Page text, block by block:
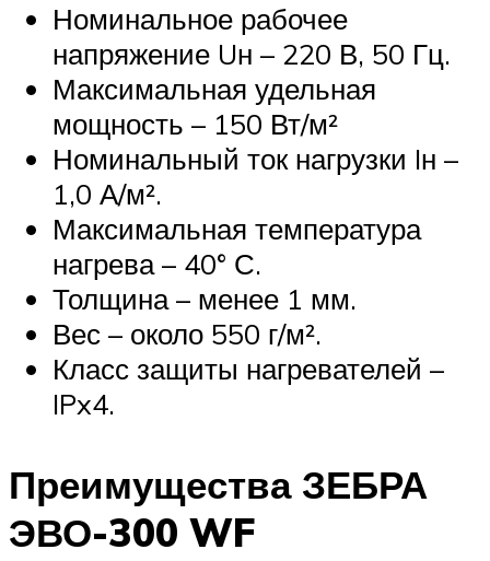
Номинальное рабочее
напряжение Uн – 220 В, 50 Гц.
Максимальная удельная
мощность – 150 Вт/м²
Номинальный ток нагрузки Iн –
1,0 А/м².
Максимальная температура
нагрева – 40° С.
Толщина – менее 1 мм.
Вес – около 550 г/м².
Класс защиты нагревателей –
IPx4.
Преимущества ЗЕБРА
ЭВО-300 WF